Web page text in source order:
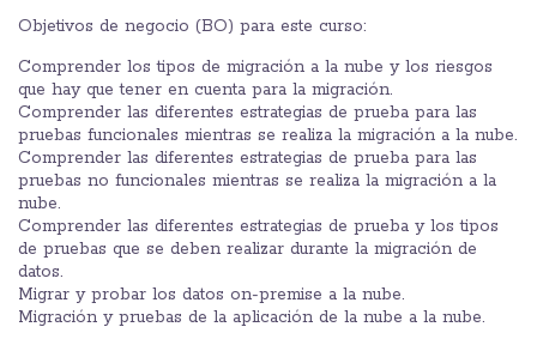
Objetivos de negocio (BO) para este curso:
Comprender los tipos de migración a la nube y los riesgos
que hay que tener en cuenta para la migración.
Comprender las diferentes estrategias de prueba para las
pruebas funcionales mientras se realiza la migración a la nube.
Comprender las diferentes estrategias de prueba para las
pruebas no funcionales mientras se realiza la migración a la
nube.
Comprender las diferentes estrategias de prueba y los tipos
de pruebas que se deben realizar durante la migración de
datos.
Migrar y probar los datos on-premise a la nube.
Migración y pruebas de la aplicación de la nube a la nube.